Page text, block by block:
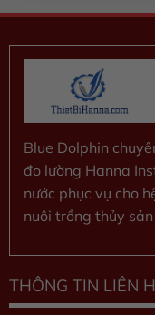
Blue Dolphin
đo lường Hanna
nước phục vụ cho
nuôi trồng thủy
THÔNG TIN LIÊN